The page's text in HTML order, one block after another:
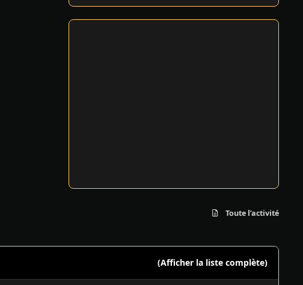
Toute l’activité
(Afficher la liste complète)